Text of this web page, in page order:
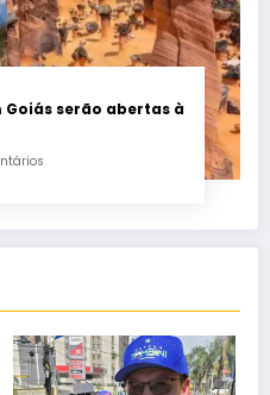
Goiás serão abertas à